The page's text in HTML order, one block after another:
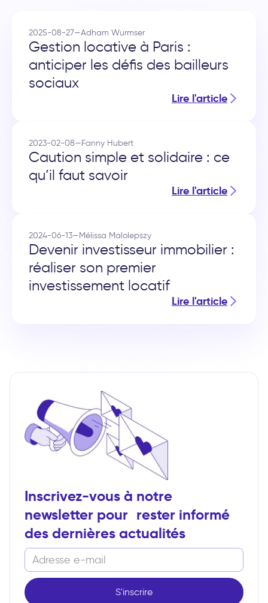
2025-08-27—Adham Wurmser
Gestion locative à Paris :
anticiper les défis des bailleurs
sociaux
Lire l'article
2023-02-08—Fanny Hubert
Caution simple et solidaire : ce
qu’il faut savoir
Lire l'article
2024-06-13—Mélissa Malolepszy
Devenir investisseur immobilier :
réaliser son premier
investissement locatif
Lire l'article
Inscrivez-vous à notre
newsletter pour rester informé
des dernières actualités